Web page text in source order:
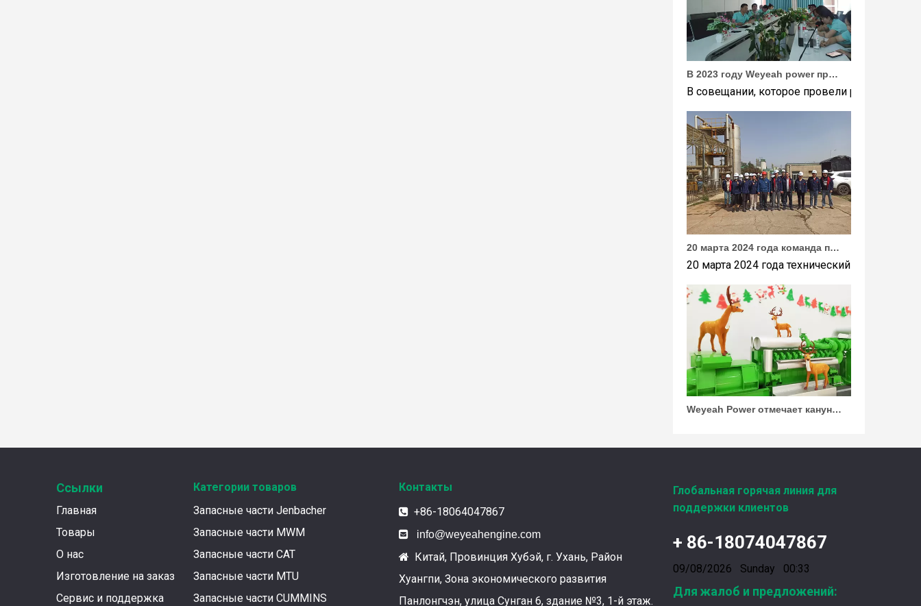
В 2023 году Weyeah power провела важную ежегодную встречу в середине года в международном отеле Шичжоу в г. Энши.
В совещании, которое провели
20 марта 2024 года команда под руководством технического директора Weyeah Power прибыла на крупную свалку в Янлу, Вухань, для проведения проектного обследования.
20 марта 2024 года технический директор
Weyeah Power отмечает канун Нового Года и торжественно разделяет радость праздника!
В этот полный веселья и уюта момент, 25
Ссылки
Главная
Товары
О нас
Изготовление на заказ
Сервис и поддержка
Категории товаров
Запасные части Jenbacher
Запасные части MWM
Запасные части CAT
Запасные части MTU
Запасные части CUMMINS
Контакты
 +86-18064047867
 info@weyeahengine.com
 Китай, Провинция Хубэй, г. Ухань, Район
Хуангпи, Зона экономического развития
Панлонгчэн, улица Сунган 6, здание №3, 1-й этаж.
Глобальная горячая линия для
поддержки клиентов
+ 86-18074047867
09/08/2026 Sunday 00:33
Для жалоб и предложений: